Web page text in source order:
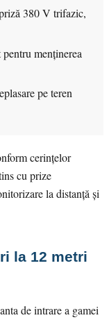
380 V trifazic,
menținerea
pe teren
cerințelor
cu prize
la distanță și
la 12 metri
de intrare a gamei